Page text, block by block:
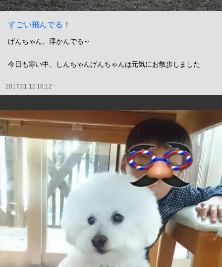
すごい飛んでる！
げんちゃん、浮かんでる～
今日も寒い中、しんちゃんげんちゃんは元気にお散歩しました
2017.01.12 16:12